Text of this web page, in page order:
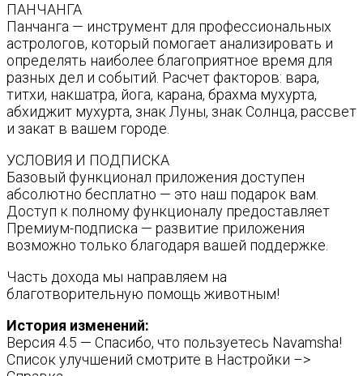
ПАНЧАНГА
Панчанга — инструмент для профессиональных
астрологов, который помогает анализировать и
определять наиболее благоприятное время для
разных дел и событий. Расчет факторов: вара,
титхи, накшатра, йога, карана, брахма мухурта,
абхиджит мухурта, знак Луны, знак Солнца, рассвет
и закат в вашем городе.
УСЛОВИЯ И ПОДПИСКА
Базовый функционал приложения доступен
абсолютно бесплатно — это наш подарок вам.
Доступ к полному функционалу предоставляет
Премиум-подписка — развитие приложения
возможно только благодаря вашей поддержке.
Часть дохода мы направляем на
благотворительную помощь животным!
История изменений:
Версия 4.5 — Спасибо, что пользуетесь Navamsha!
Список улучшений смотрите в Настройки –>